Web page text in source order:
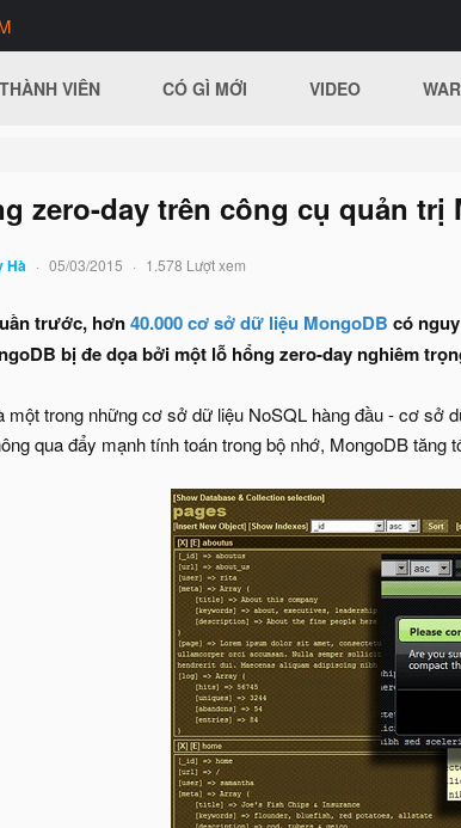
THÀNH VIÊN CÓ GÌ MỚI VIDEO
zero-day trên công cụ quản trị
Hà 05/03/2015 1.578 Lượt xem
trước, hơn40.000 cơ sở dữ liệu MongoDB có
bị đe dọa bởi một lỗ hổng zero-day nghiêm
một trong những cơ sở dữ liệu NoSQL hàng đầu - cơ
qua đẩy mạnh tính toán trong bộ nhớ, MongoDB tăng